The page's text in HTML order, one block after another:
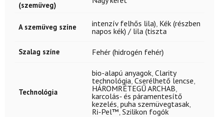
(szemüveg)
A szemüveg színe intenzív felhős lila) Kék (részben
napos kék) / lila (tiszta
Szalag színe Fehér (hidrogén fehér)
Technológia
bio-alapú anyagok Clarity
technológia ,Cserélhető lencse
HÁROMRÉTEGŰ ARCHAB
karcolás- és páramentesítő
kezelés puha szemüvegtasak
Ri-Pel™,Szilikon fogók